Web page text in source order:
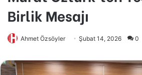
Birlik Mesajı
Ahmet Özsöyler Şubat 14, 2026 0